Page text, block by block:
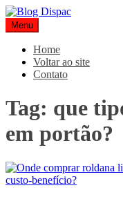
Pular
para
o
conteúdo
Blog Dispac
Soluções completas em
Menu
Home
Voltar ao site
Contato
Tag: que
em portão?